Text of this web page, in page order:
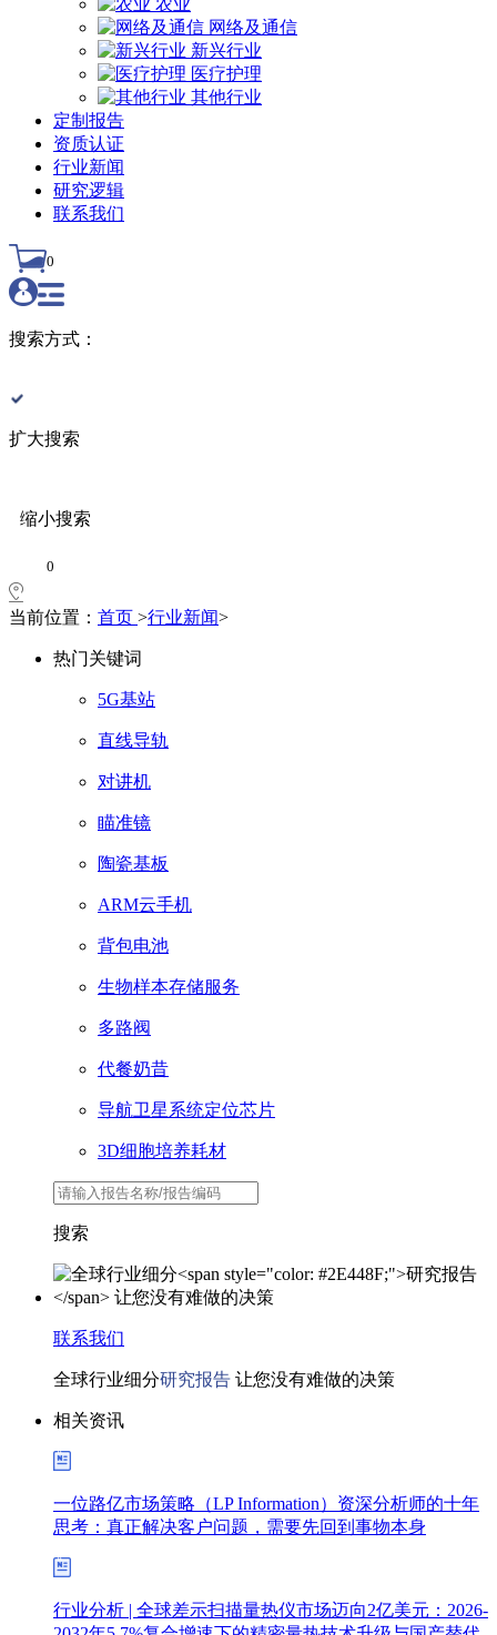
农业
网络及通信
新兴行业
医疗护理
其他行业
定制报告
资质认证
行业新闻
研究逻辑
联系我们
0
搜索方式：
扩大搜索
缩小搜索
0
当前位置： 首页 >行业新闻>
热门关键词
5G基站
直线导轨
对讲机
瞄准镜
陶瓷基板
ARM云手机
背包电池
生物样本存储服务
多路阀
代餐奶昔
导航卫星系统定位芯片
3D细胞培养耗材
搜索
联系我们
全球行业细分研究报告 让您没有难做的决策
相关资讯
一位路亿市场策略（LP Information）资深分析师的十年
思考：真正解决客户问题，需要先回到事物本身
行业分析 | 全球差示扫描量热仪市场迈向2亿美元：2026-